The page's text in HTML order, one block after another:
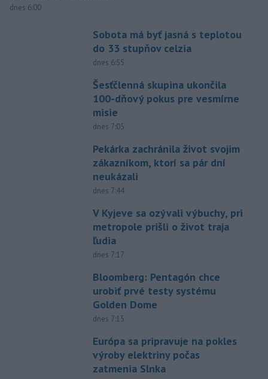
dnes 6:00
Sobota má byť jasná s teplotou
do 33 stupňov celzia
dnes 6:55
Šesťčlenná skupina ukončila
100-dňový pokus pre vesmírne
misie
dnes 7:05
Pekárka zachránila život svojim
zákazníkom, ktorí sa pár dní
neukázali
dnes 7:44
V Kyjeve sa ozývali výbuchy, pri
metropole prišli o život traja
ľudia
dnes 7:17
Bloomberg: Pentagón chce
urobiť prvé testy systému
Golden Dome
dnes 7:15
Európa sa pripravuje na pokles
výroby elektriny počas
zatmenia Slnka